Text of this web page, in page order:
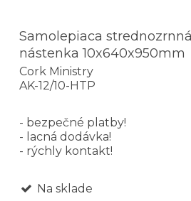
Samolepiaca
nástenka 10x640x950mm
Cork Ministry
AK-12/10-HTP
- bezpečné platby!
- lacná dodávka!
- rýchly kontakt!
Na sklade